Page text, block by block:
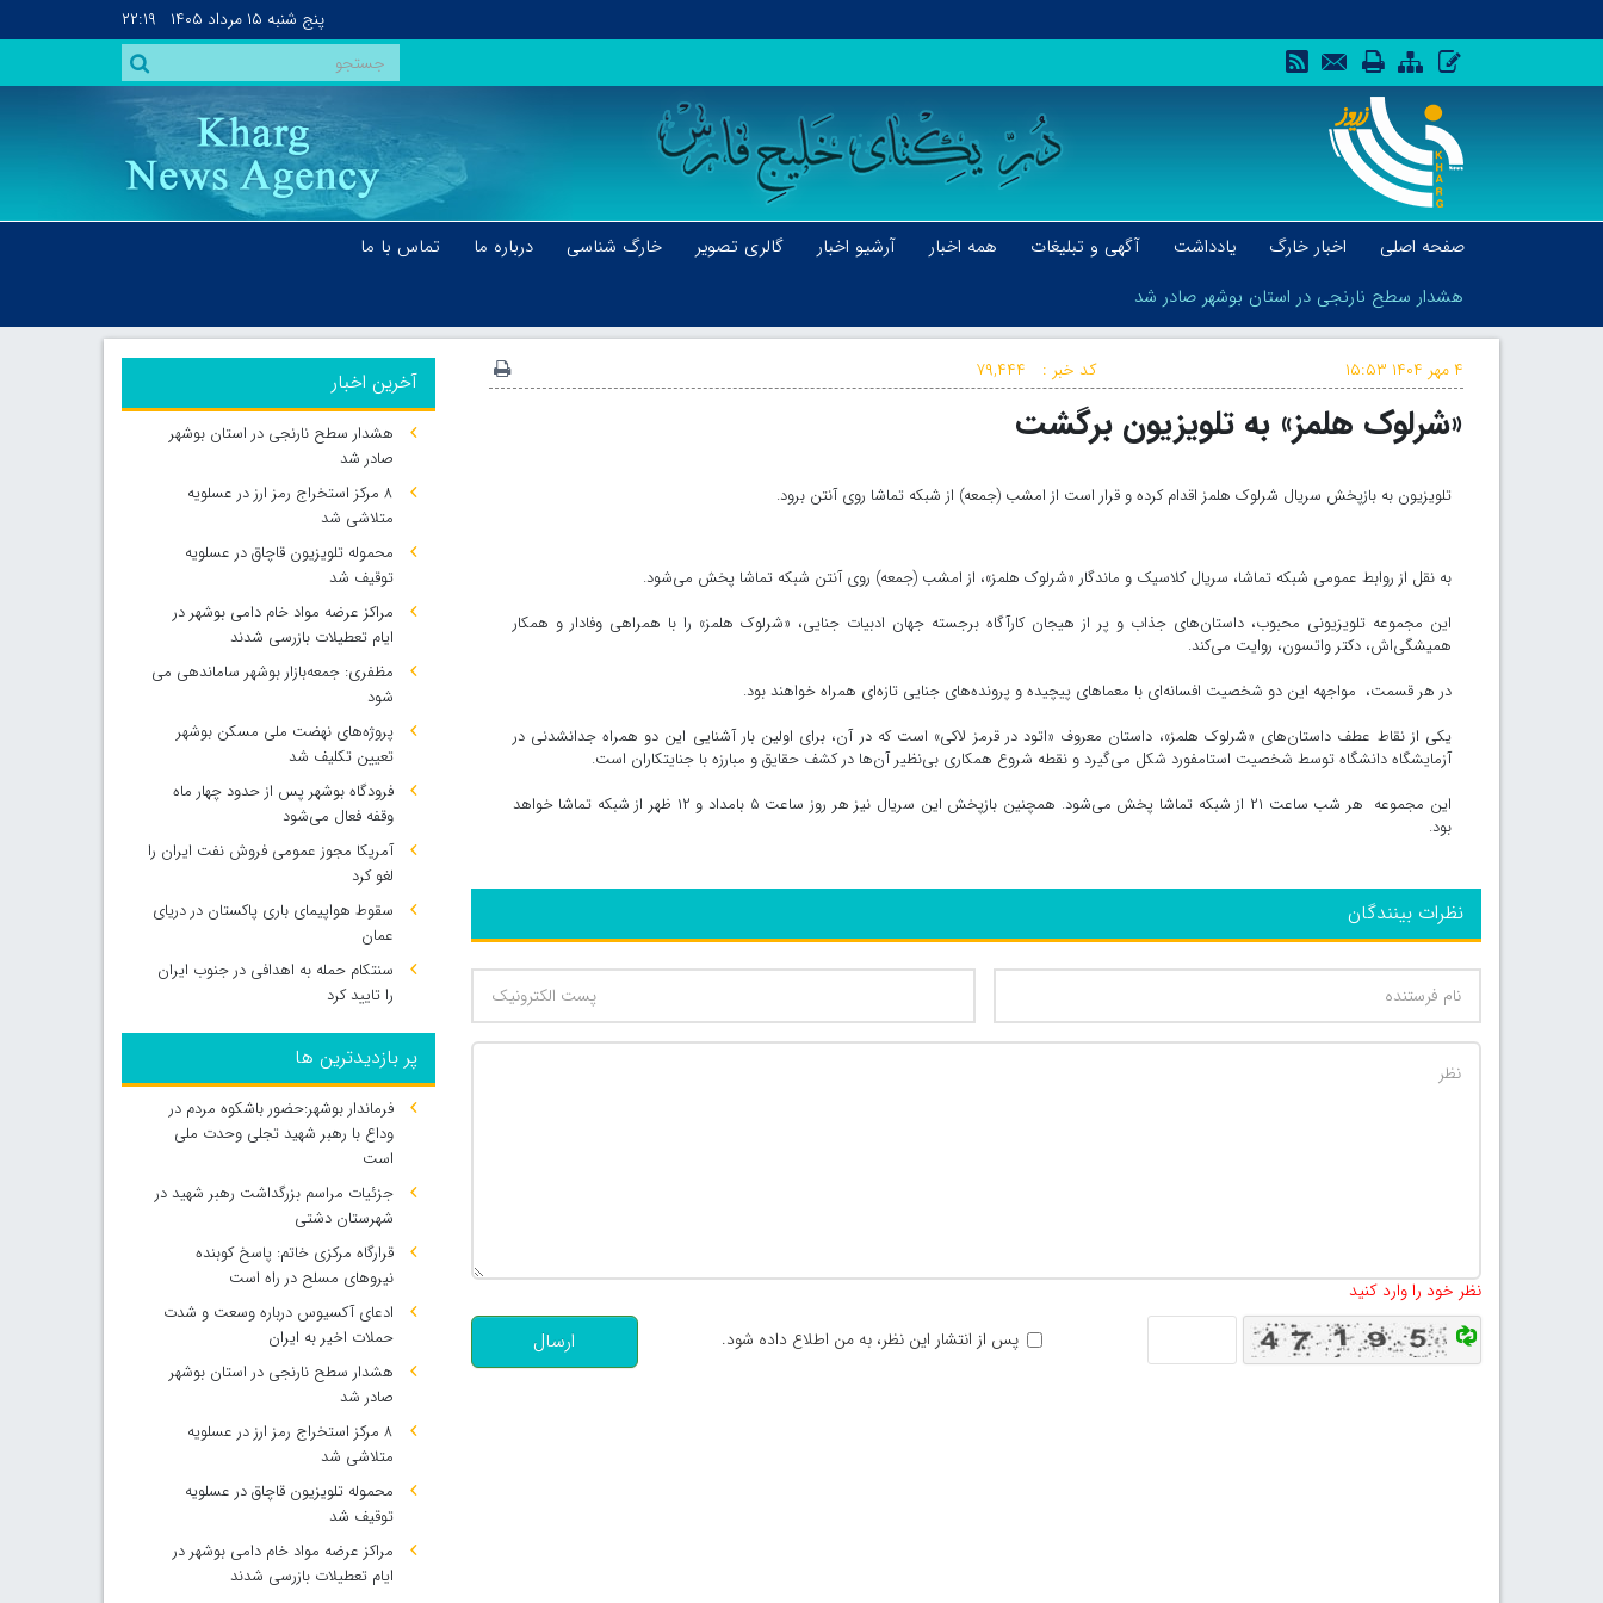
پنج شنبه ۱۵ مرداد ۱۴۰۵ ۲۲:۱۹
صفحه اصلی اخبار خارگ یادداشت آگهی و تبلیغات همه اخبار آرشیو اخبار گالری تصویر خارگ شناسی درباره ما
تماس با ما
هشدار سطح نارنجی در استان بوشهر صادر شد
هشدار سطح نارنجی در استان بوشهر صادر شد
کد خبر : ۷۹,۴۴۴ ۴ مهر ۱۴۰۴ ۱۵:۵۳
«شرلوک هلمز» به تلویزیون برگشت
تلویزیون به بازپخش سریال شرلوک هلمز اقدام کرده و قرار است از امشب (جمعه) از شبکه تماشا روی آنتن برود.
به نقل از روابط عمومی شبکه تماشا، سریال کلاسیک و ماندگار «شرلوک هلمز»، از امشب (جمعه) روی آنتن شبکه تماشا پخش می‌شود.
این مجموعه تلویزیونی محبوب، داستان‌های جذاب و پر از هیجان کارآگاه برجسته‌ جهان ادبیات جنایی، «شرلوک هلمز» را با همراهی وفادار و همکار
همیشگی‌اش، دکتر واتسون، روایت می‌کند.
در هر قسمت، مواجهه این دو شخصیت افسانه‌ای با معماهای پیچیده و پرونده‌های جنایی تازه‌ای همراه خواهند بود.
یکی از نقاط عطف داستان‌های «شرلوک هلمز»، داستان معروف «اتود در قرمز لاکی» است که در آن، برای اولین بار آشنایی این دو همراه جدانشدنی در
آزمایشگاه دانشگاه توسط شخصیت استامفورد شکل می‌گیرد و نقطه شروع همکاری بی‌نظیر آن‌ها در کشف حقایق و مبارزه با جنایتکاران است.
این مجموعه هر شب ساعت ۲۱ از شبکه تماشا پخش می‌شود. همچنین بازپخش این سریال نیز هر روز ساعت ۵ بامداد و ۱۲ ظهر از شبکه تماشا خواهد
بود.
نظرات بینندگان
نظر خود را وارد کنید
پس از انتشار این نظر، به من اطلاع داده شود.
ارسال
آخرین اخبار
هشدار سطح نارنجی در استان بوشهر
صادر شد
۸ مرکز استخراج رمز ارز در عسلویه
متلاشی شد
محموله تلویزیون قاچاق در عسلویه
توقیف شد
مراکز عرضه مواد خام دامی بوشهر در
ایام تعطیلات بازرسی شدند
مظفری: جمعه‌بازار بوشهر ساماندهی می‌
شود
پروژه‌های نهضت ملی مسکن بوشهر
تعیین تکلیف شد
فرودگاه بوشهر پس از حدود چهار ماه
وقفه فعال می‌شود
آمریکا مجوز عمومی فروش نفت ایران را
لغو کرد
سقوط هواپیمای باری پاکستان در دریای
عمان
سنتکام حمله به اهدافی در جنوب ایران
را تایید کرد
پر بازدیدترین ها
فرماندار بوشهر:حضور باشکوه مردم در
وداع با رهبر شهید تجلی وحدت ملی
است
جزئیات مراسم بزرگداشت رهبر شهید در
شهرستان دشتی
قرارگاه مرکزی خاتم: پاسخ کوبنده
نیروهای مسلح در راه است
ادعای آکسیوس درباره وسعت و شدت
حملات اخیر به ایران
هشدار سطح نارنجی در استان بوشهر
صادر شد
۸ مرکز استخراج رمز ارز در عسلویه
متلاشی شد
محموله تلویزیون قاچاق در عسلویه
توقیف شد
مراکز عرضه مواد خام دامی بوشهر در
ایام تعطیلات بازرسی شدند